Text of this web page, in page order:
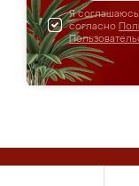
Я
согласно